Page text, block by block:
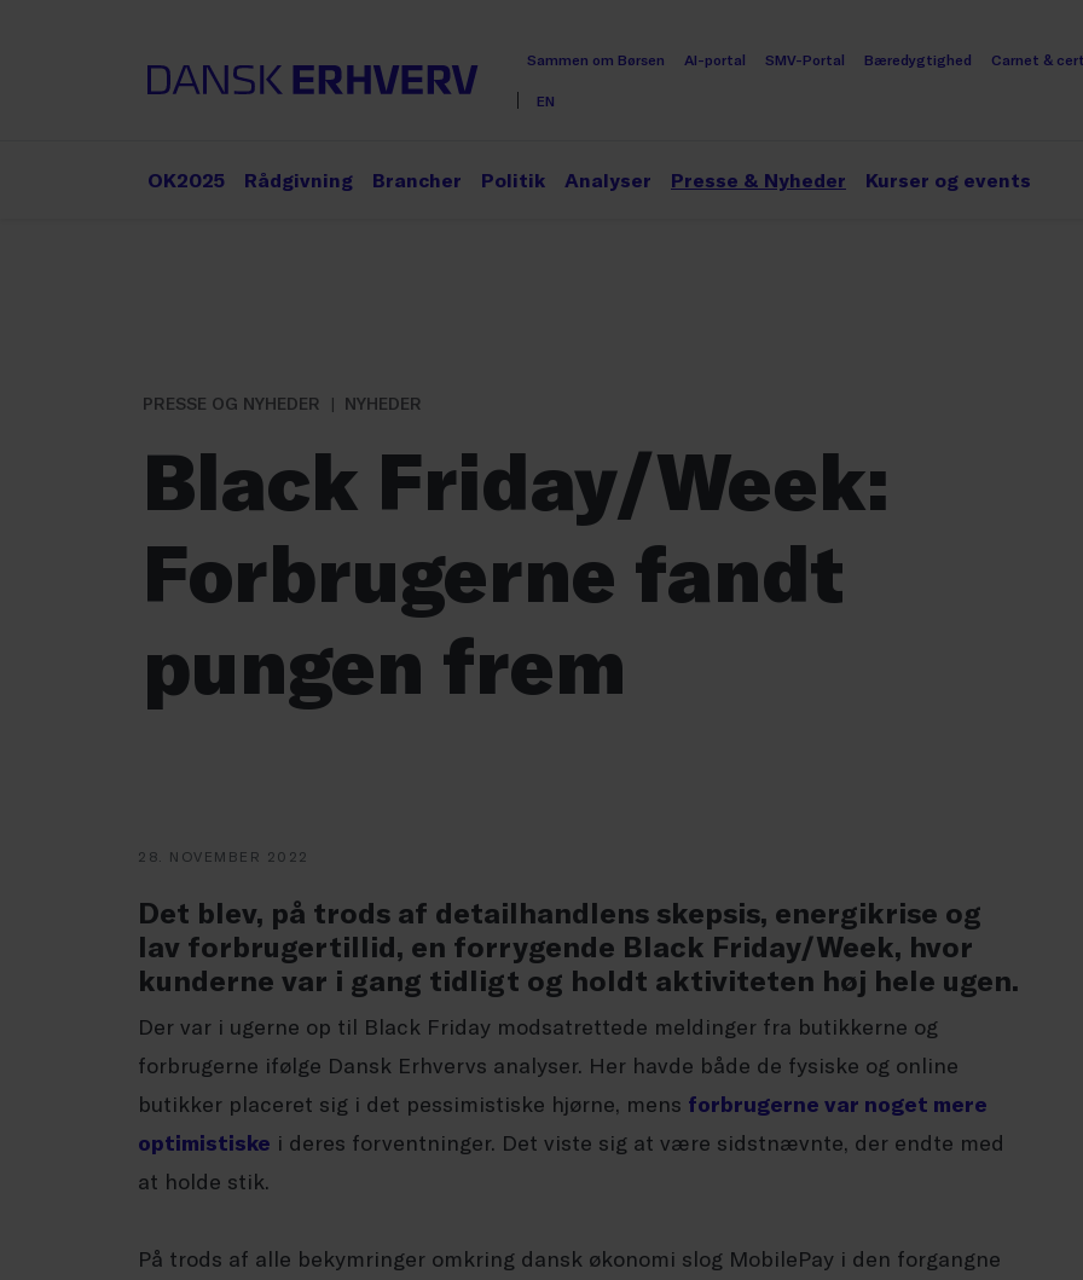
Sammen om Børsen AI-portal SMV-Portal Bæredygtighed Carnet &
EN
OK2025 Rådgivning Brancher Politik Analyser Presse & Nyheder Kurser og events
PRESSE OG NYHEDER
NYHEDER
Black Friday/Week:
Forbrugerne fandt
pungen frem
28. NOVEMBER 2022
Det blev, på trods af detailhandlens skepsis, energikrise og
lav forbrugertillid, en forrygende Black Friday/Week, hvor
kunderne var i gang tidligt og holdt aktiviteten høj hele ugen.
Der var i ugerne op til Black Friday modsatrettede meldinger fra butikkerne og
forbrugerne ifølge Dansk Erhvervs analyser. Her havde både de fysiske og online
butikker placeret sig i det pessimistiske hjørne, mens forbrugerne var noget mere
optimistiske i deres forventninger. Det viste sig at være sidstnævnte, der endte med
at holde stik.
På trods af alle bekymringer omkring dansk økonomi slog MobilePay i den forgangne